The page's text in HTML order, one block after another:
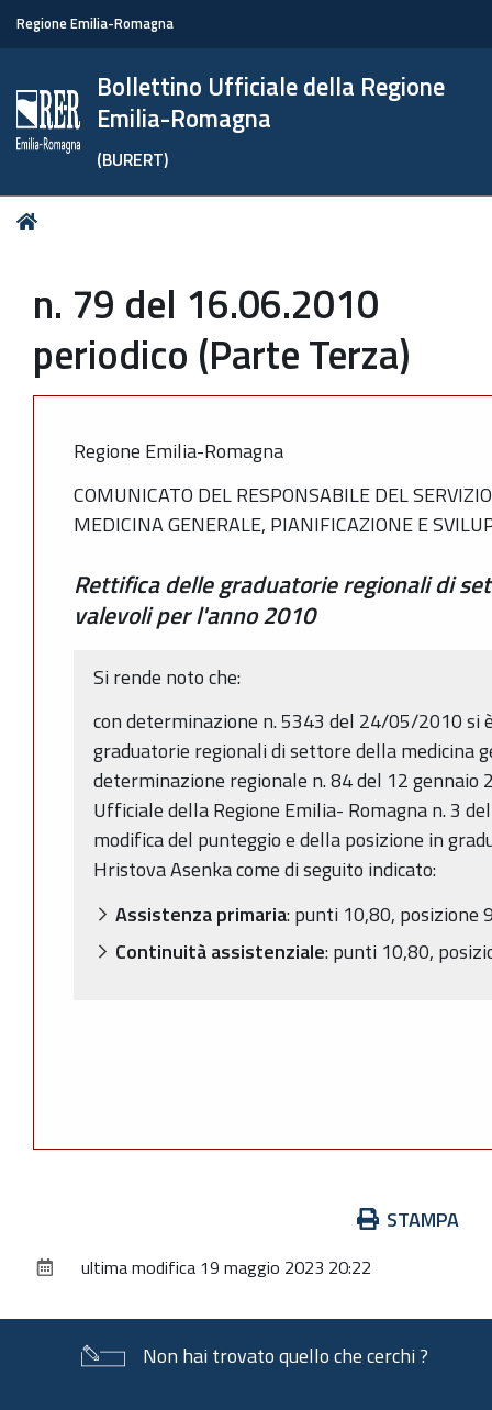
Regione Emilia-Romagna
Bollettino Ufficiale della Regione
Emilia-Romagna
(BURERT)
Tu
n. 79 del 16.06.2010
periodico (Parte Terza)
Regione Emilia-Romagna
COMUNICATO DEL RESPONSABILE DEL
MEDICINA GENERALE, PIANIFICAZIONE E
Rettifica delle graduatorie regionali di
valevoli per l'anno 2010
Si rende noto che:
con determinazione n. 5343 del 24/05/2010
graduatorie regionali di settore della medicina
determinazione regionale n. 84 del 12
Ufficiale della Regione Emilia- Romagna n. 3
modifica del punteggio e della posizione in
Hristova Asenka come di seguito indicato:
Assistenza primaria: punti 10,80, posizione
Continuità assistenziale: punti 10,80,
documento
STAMPA
ultima modifica 19 maggio 2023 20:22
Non hai trovato quello che cerchi ?